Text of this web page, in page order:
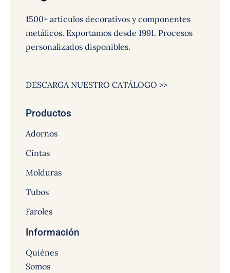
1500+ artículos decorativos y componentes
metálicos. Exportamos desde 1991. Procesos
personalizados disponibles.
DESCARGA NUESTRO CATÁLOGO >>
Productos
Adornos
Cintas
Molduras
Tubos
Faroles
Información
Quiénes
Somos